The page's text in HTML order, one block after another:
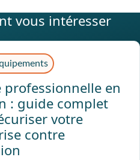
vous intéresser
professionnelle en
: guide complet
votre
contre